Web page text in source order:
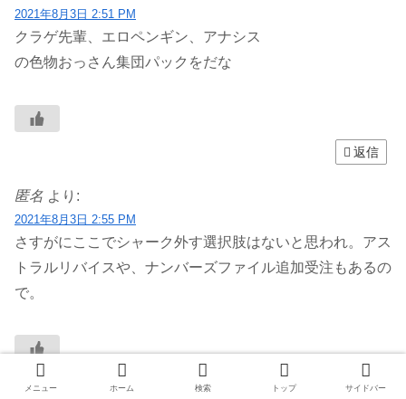
2021年8月3日 2:51 PM
クラゲ先輩、エロペンギン、アナシス
の色物おっさん集団パックをだな
返信
匿名 より:
2021年8月3日 2:55 PM
さすがにここでシャーク外す選択肢はないと思われ。アス
トラルリバイスや、ナンバーズファイル追加受注もあるの
で。
返信
メニュー ホーム 検索 トップ サイドバー